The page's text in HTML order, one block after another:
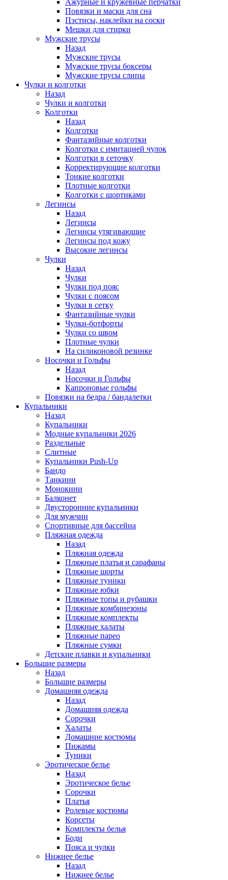
Ажурные и кружевные перчатки
Повязки и маски для сна
Пэстисы, наклейки на соски
Мешки для стирки
Мужские трусы
Назад
Мужские трусы
Мужские трусы боксеры
Мужские трусы слипы
Чулки и колготки
Назад
Чулки и колготки
Колготки
Назад
Колготки
Фантазийные колготки
Колготки с имитацией чулок
Колготки в сеточку
Корректирующие колготки
Тонкие колготки
Плотные колготки
Колготки с шортиками
Легинсы
Назад
Легинсы
Легинсы утягивающие
Легинсы под кожу
Высокие легинсы
Чулки
Назад
Чулки
Чулки под пояс
Чулки с поясом
Чулки в сетку
Фантазийные чулки
Чулки-ботфорты
Чулки со швом
Плотные чулки
На силиконовой резинке
Носочки и Гольфы
Назад
Носочки и Гольфы
Капроновые гольфы
Повязки на бедра / бандалетки
Купальники
Назад
Купальники
Модные купальники 2026
Раздельные
Слитные
Купальники Push-Up
Бандо
Танкини
Монокини
Балконет
Двусторонние купальники
Для мужчин
Спортивные для бассейна
Пляжная одежда
Назад
Пляжная одежда
Пляжные платья и сарафаны
Пляжные шорты
Пляжные туники
Пляжные юбки
Пляжные топы и рубашки
Пляжные комбинезоны
Пляжные комплекты
Пляжные халаты
Пляжные парео
Пляжные сумки
Детские плавки и купальники
Большие размеры
Назад
Большие размеры
Домашняя одежда
Назад
Домашняя одежда
Сорочки
Халаты
Домашние костюмы
Пижамы
Туники
Эротическое белье
Назад
Эротическое белье
Сорочки
Платья
Ролевые костюмы
Корсеты
Комплекты белья
Боди
Пояса и чулки
Нижнее белье
Назад
Нижнее белье